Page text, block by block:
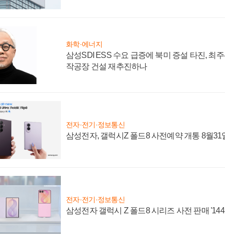
화학·에너지
삼성SDI ESS 수요 급증에 북미 증설 타진, 최
작공장 건설 재추진하나
전자·전기·정보통신
삼성전자, 갤럭시Z 폴드8 사전예약 개통 8월31
전자·전기·정보통신
삼성전자 갤럭시 Z 폴드8 시리즈 사전 판매